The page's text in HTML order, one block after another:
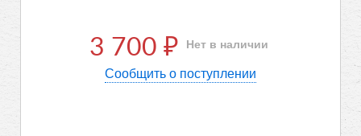
3 700 ₽ Нет в наличии
Сообщить о поступлении